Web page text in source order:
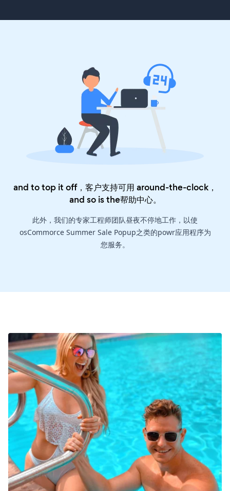
and to top it off，客户支持可用 around-the-clock，
and so is the帮助中心。
此外，我们的专家工程师团队昼夜不停地工作，以使
osCommorce Summer Sale Popup之类的powr应用程序为
您服务。